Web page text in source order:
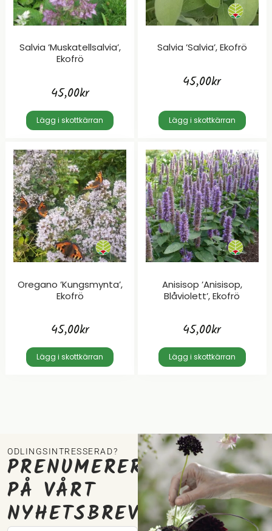
Salvia ’Muskatellsalvia’,
Ekofrö
45,00kr
Lägg i skottkärran
Salvia ’Salvia’, Ekofrö
45,00kr
Lägg i skottkärran
Oregano ’Kungsmynta’,
Ekofrö
45,00kr
Lägg i skottkärran
Anisisop ’Anisisop,
Blåviolett’, Ekofrö
45,00kr
Lägg i skottkärran
ODLINGSINTRESSERAD?
PRENUMERERA
PÅ VÅRT
NYHETSBREV